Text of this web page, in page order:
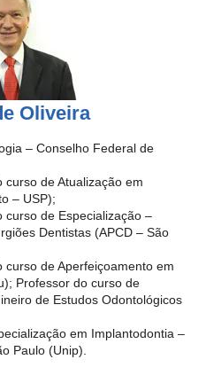
Oliveira
– Conselho Federal de
de Atualização em
– USP);
de Especialização –
Dentistas (APCD – São
de Aperfeiçoamento em
Professor do curso de
de Estudos Odontológicos
em Implantodontia –
Paulo (Unip).